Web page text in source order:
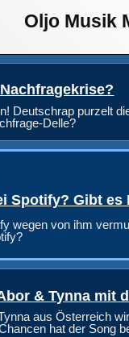
Oljo Musik
Deutschrap purzelt
Delle?
Spotify? Gibt es
wegen von ihm
& Tynna mit
aus Österreich
hat der Song